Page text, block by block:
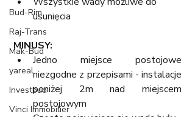
Bud-Rim
Raj-Trans
Mak-Bud
yareal
Investbud
Vinci Immobilier
usunięcia
MINUSY:
Jedno miejsce postojowe
niezgodne z przepisami - instalacje
poniżej 2m nad miejscem
postojowym